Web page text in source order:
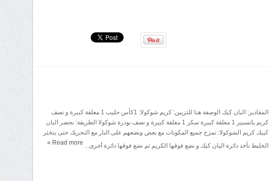
المقادير: البان كيك الوصفة هنا للتزيين: كريم شوكولا: 1كأس حليب 1 معلقة كبيرة و نصف
كريم پاتسيير 1 معلقة كبيرة سكر 1 معلقة كبيرة و نصف بودرة شوكولا الطريقة: نحضر البان
كييك كريم الشوكولا: نمزج جميع المكونات مع بعض ونضعهم على النار مع التحريك حتى يتخثر
الخليط نأخذ دائرة الپان كيك و نضع فوقها الكريم ثم نضع فوقها دائرة أخرى... Read more
»